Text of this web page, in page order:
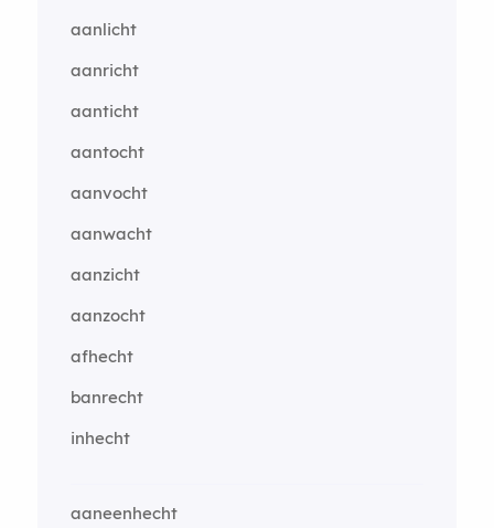
aanlicht
aanricht
aanticht
aantocht
aanvocht
aanwacht
aanzicht
aanzocht
afhecht
banrecht
inhecht
aaneenhecht